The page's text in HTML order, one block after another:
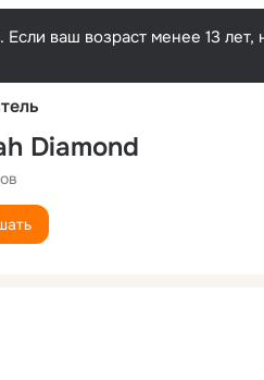
ваш возраст менее 13
Diamond